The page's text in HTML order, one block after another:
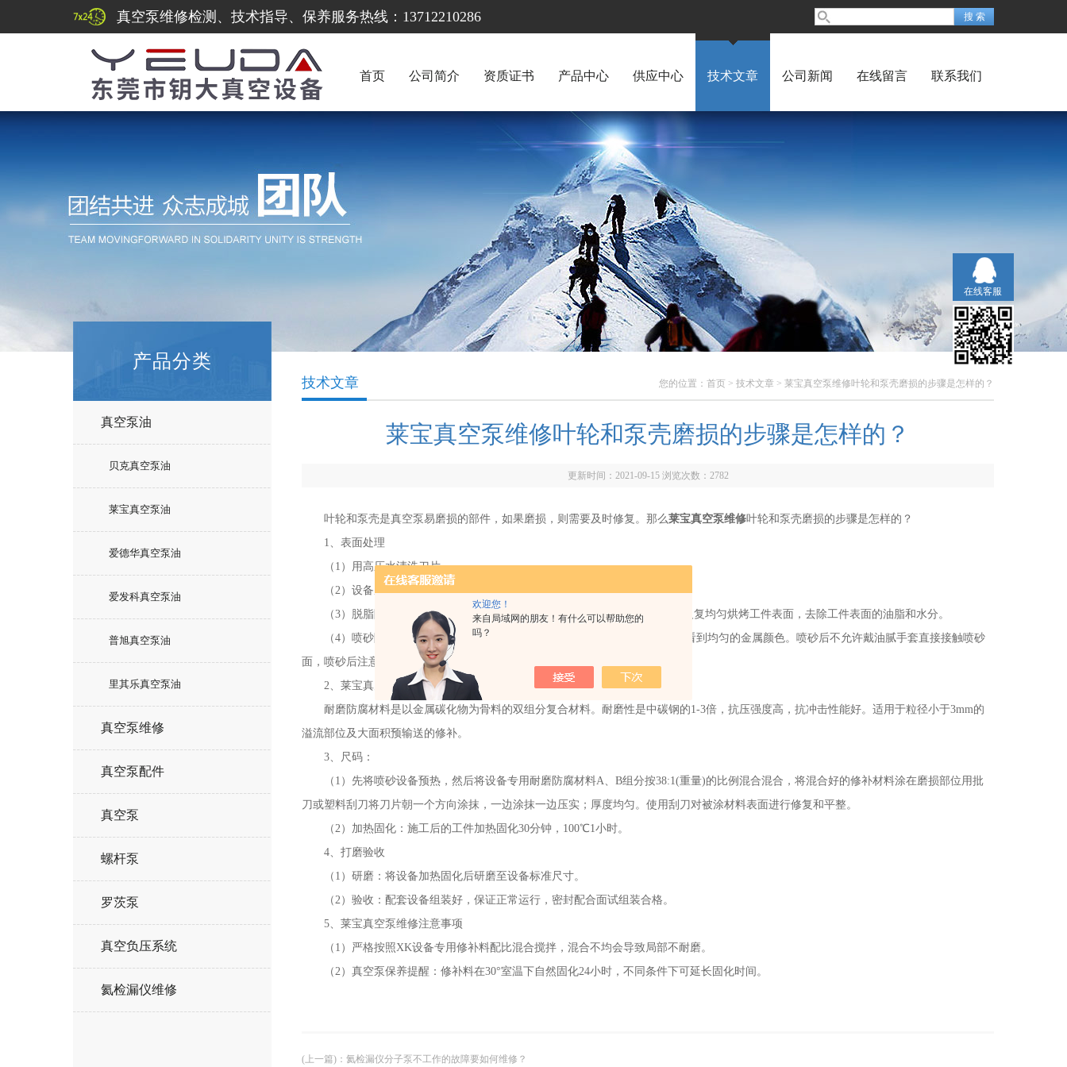
欢迎您！
来自局域网的朋友！有什么可以帮助您的
吗？
真空泵维修检测、技术指导、保养服务热线：13712210286
首页 公司简介 资质证书 产品中心 供应中心 技术文章 公司新闻 在线留言 联系我们
产品分类
真空泵油
贝克真空泵油
莱宝真空泵油
爱德华真空泵油
爱发科真空泵油
普旭真空泵油
里其乐真空泵油
真空泵维修
真空泵配件
真空泵
螺杆泵
罗茨泵
真空负压系统
氦检漏仪维修
您的位置： 首页 > 技术文章 > 莱宝真空泵维修叶轮和泵壳磨损的步骤是怎样的？
技术文章
莱宝真空泵维修叶轮和泵壳磨损的步骤是怎样的？
更新时间：2021-09-15 浏览次数： 2782
叶轮和泵壳是真空泵易磨损的部件，如果磨损，则需要及时修复。那么莱宝真空泵维修叶轮和泵壳磨损的步骤是怎样的？
1、表面处理
（1）用高压水清洗刀片
（2）设备磨损严重的部位，应采用与设备基材相同的材料。
（3）脱脂除湿处理：用氧气和乙炔将火焰调至10cm长，以5cm/min的速度反复均匀烘烤工件表面，去除工件表面的油脂和水分。
（4）喷砂除锈：去除工件表面的氧化层，进行目视检查。在喷砂表面可以看到均匀的金属颜色。喷砂后不允许戴油腻手套直接接触喷砂
面，喷砂后注意防潮。覆盖和保护不需要处理的部分。
2、莱宝真空泵维修材料选用耐磨、防腐材料
耐磨防腐材料是以金属碳化物为骨料的双组分复合材料。耐磨性是中碳钢的1-3倍，抗压强度高，抗冲击性能好。适用于粒径小于3mm的
溢流部位及大面积预输送的修补。
3、尺码：
（1）先将喷砂设备预热，然后将设备专用耐磨防腐材料A、B组分按38:1(重量)的比例混合混合，将混合好的修补材料涂在磨损部位用批
刀或塑料刮刀将刀片朝一个方向涂抹，一边涂抹一边压实；厚度均匀。使用刮刀对被涂材料表面进行修复和平整。
（2）加热固化：施工后的工件加热固化30分钟，100℃1小时。
4、打磨验收
（1）研磨：将设备加热固化后研磨至设备标准尺寸。
（2）验收：配套设备组装好，保证正常运行，密封配合面试组装合格。
5、莱宝真空泵维修注意事项
（1）严格按照XK设备专用修补料配比混合搅拌，混合不均会导致局部不耐磨。
（2）真空泵保养提醒：修补料在30°室温下自然固化24小时，不同条件下可延长固化时间。
(上一篇) ： 氦检漏仪分子泵不工作的故障要如何维修？
在线客服